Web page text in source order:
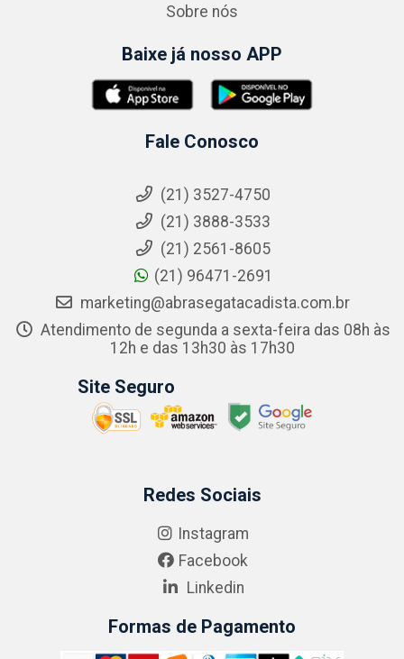
Sobre nós
Baixe já nosso APP
Fale Conosco
(21) 3527-4750
(21) 3888-3533
(21) 2561-8605
(21) 96471-2691
marketing@abrasegatacadista.com.br
Atendimento de segunda a sexta-feira das 08h às
12h e das 13h30 às 17h30
Site Seguro
Redes Sociais
Instagram
Facebook
Linkedin
Formas de Pagamento